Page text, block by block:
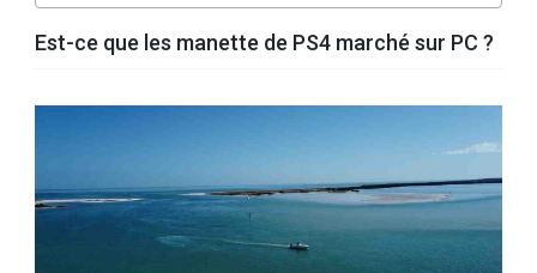
Est-ce que les manette de PS4 marché sur PC ?